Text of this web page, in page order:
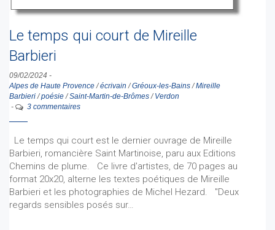
Le temps qui court de Mireille
Barbieri
09/02/2024 -
Alpes de Haute Provence /écrivain /Gréoux-les-Bains /Mireille
Barbieri /poésie /Saint-Martin-de-Brômes / Verdon
-
3 commentaires
Le temps qui court est le dernier ouvrage de Mireille
Barbieri, romancière Saint Martinoise, paru aux Editions
Chemins de plume. Ce livre d'artistes, de 70 pages au
format 20x20, alterne les textes poétiques de Mireille
Barbieri et les photographies de Michel Hezard. "Deux
regards sensibles posés sur…